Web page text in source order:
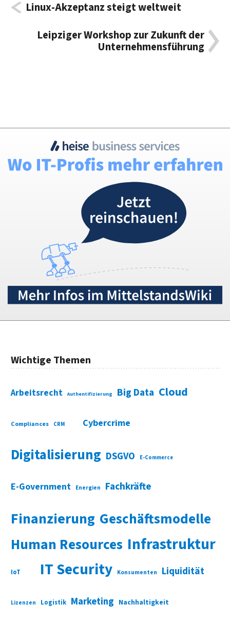
Linux-Akzeptanz steigt weltweit
Leipziger Workshop zur Zukunft der
Unternehmensführung
Wichtige Themen
Arbeitsrecht Authentifizierung Big Data Cloud
Compliances CRM Cybercrime
Digitalisierung DSGVO E-Commerce
E-Government Energien Fachkräfte
Finanzierung Geschäftsmodelle
Human Resources Infrastruktur
IoT IT Security Konsumenten Liquidität
Lizenzen Logistik Marketing Nachhaltigkeit